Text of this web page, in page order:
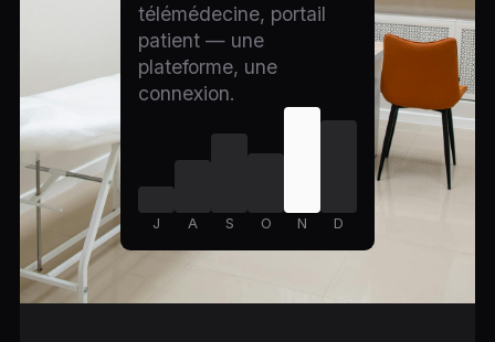
télémédecine, portail
patient — une
plateforme, une
connexion.
J A S O N D